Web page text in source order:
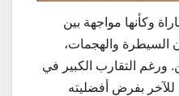
وكأنها مواجهة بين
السيطرة والهجمات،
التقارب الكبير في
بفرض أفضليته